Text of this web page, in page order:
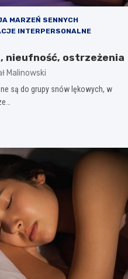
MARZEŃ SENNYCH
INTERPERSONALNE
nieufność, ostrzeżenia
Malinowski
są do grupy snów lękowych, w